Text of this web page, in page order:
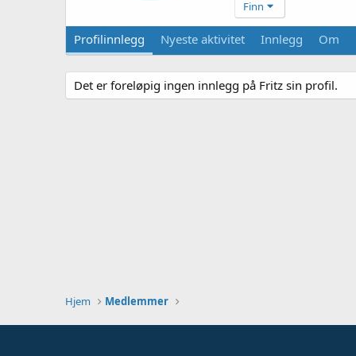
Finn
Profilinnlegg Nyeste aktivitet Innlegg Om
Det er foreløpig ingen innlegg på Fritz sin profil.
Hjem Medlemmer